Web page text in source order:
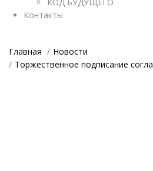
Контакты
Главная
Новости
Торжественное подписание